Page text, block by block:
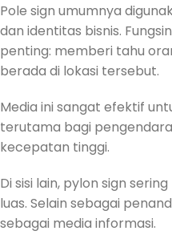
Pole sign umumnya
dan identitas bisnis.
penting: memberi tahu
berada di lokasi tersebut.
Media ini sangat efektif
terutama bagi
kecepatan tinggi.
Di sisi lain, pylon sign
luas. Selain sebagai
sebagai media informasi.